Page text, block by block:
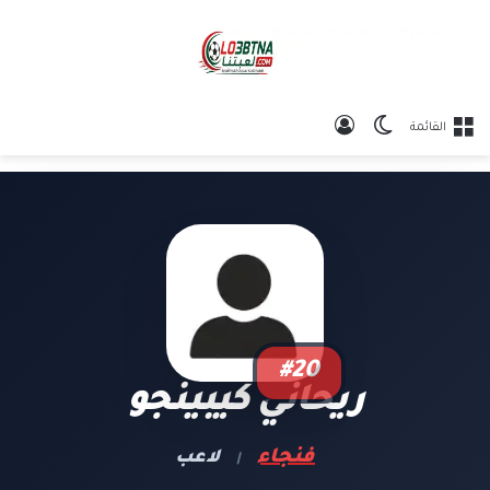
القائمة الوضع المظلم
#20
ريحاني كيبينجو
فنجاء | لاعب